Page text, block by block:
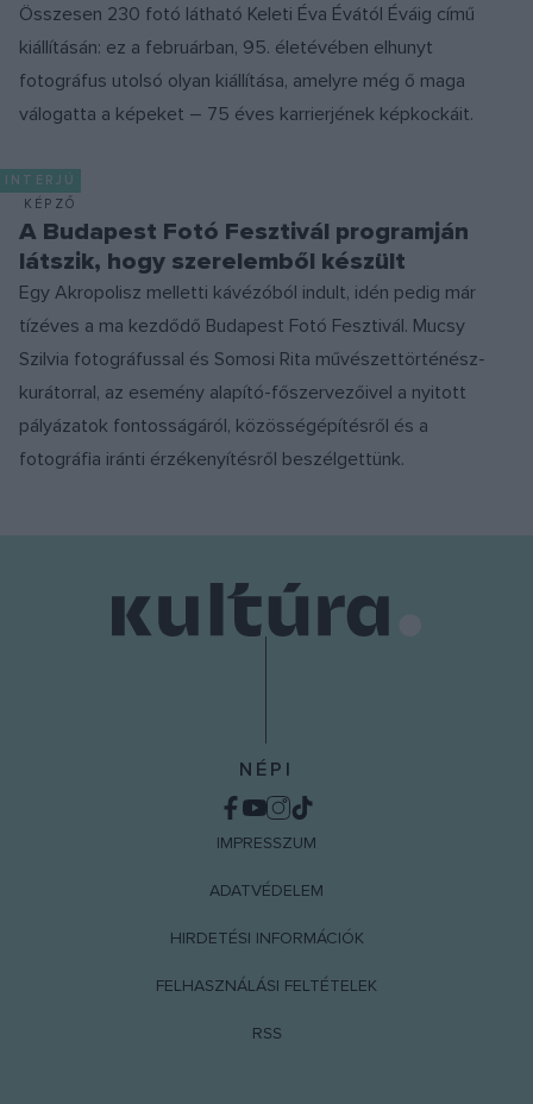
Összesen 230 fotó látható Keleti Éva Évától Éváig című
kiállításán: ez a februárban, 95. életévében elhunyt
fotográfus utolsó olyan kiállítása, amelyre még ő maga
válogatta a képeket – 75 éves karrierjének képkockáit.
INTERJÚ
KÉPZŐ
A Budapest Fotó Fesztivál programján
látszik, hogy szerelemből készült
Egy Akropolisz melletti kávézóból indult, idén pedig már
tízéves a ma kezdődő Budapest Fotó Fesztivál. Mucsy
Szilvia fotográfussal és Somosi Rita művészettörténész-
kurátorral, az esemény alapító-főszervezőivel a nyitott
pályázatok fontosságáról, közösségépítésről és a
fotográfia iránti érzékenyítésről beszélgettünk.
NÉPI
IMPRESSZUM
ADATVÉDELEM
HIRDETÉSI INFORMÁCIÓK
FELHASZNÁLÁSI FELTÉTELEK
RSS